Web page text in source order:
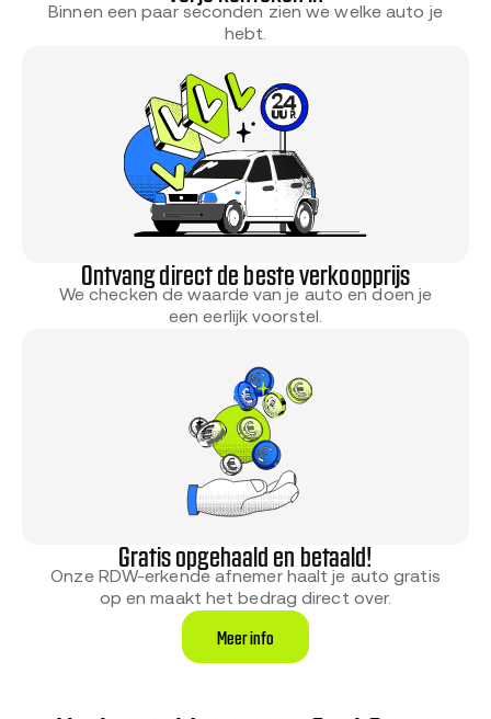
Binnen een paar seconden zien we welke auto je
hebt.
Ontvang direct de beste verkoopprijs
We checken de waarde van je auto en doen je
een eerlijk voorstel.
Gratis opgehaald en betaald!
Onze RDW-erkende afnemer haalt je auto gratis
op en maakt het bedrag direct over.
Meer info